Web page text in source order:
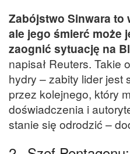
Zabójstwo Sinwara to
ale jego śmierć może
zaognić sytuację na
napisał Reuters. Takie
hydry – zabity lider jest
przez kolejnego, który
doświadczenia i
stanie się odrodzić –